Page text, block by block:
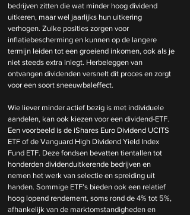
bedrijven zitten die wat minder hoog dividend
uitkeren, maar wel jaarlijks hun uitkering
verhogen. Zulke posities zorgen voor
inflatiebescherming en kunnen op de langere
termijn leiden tot een groeiend inkomen, ook als je
niet steeds extra inlegt. Herbeleggen van
ontvangen dividenden versnelt dit proces en zorgt
voor een soort sneeuwbaleffect.
Wie liever minder actief bezig is met individuele
aandelen, kan ook kiezen voor een dividend-ETF.
Een voorbeeld is de iShares Euro Dividend UCITS
ETF of de Vanguard High Dividend Yield Index
Fund ETF. Deze fondsen bevatten tientallen tot
honderden dividenduitkerende bedrijven en
nemen het werk van selectie en spreiding uit
handen. Sommige ETF’s bieden ook een relatief
hoog lopend rendement, soms rond de 4% tot 5%,
afhankelijk van de marktomstandigheden en